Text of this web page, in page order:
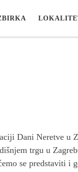
Dani Neretve u
trgu u
se predstaviti